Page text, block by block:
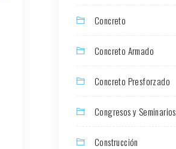
Concreto
Concreto Armado
Concreto Presforzado
Congresos y Seminarios
Construcción